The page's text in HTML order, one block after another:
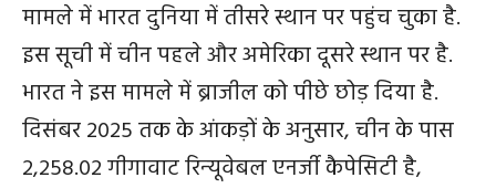
मामले में भारत दुनिया में तीसरे स्थान पर पहुंच चुका है.
इस सूची में चीन पहले और अमेरिका दूसरे स्थान पर है.
भारत ने इस मामले में ब्राजील को पीछे छोड़ दिया है.
दिसंबर 2025 तक के आंकड़ों के अनुसार, चीन के पास
2,258.02 गीगावाट रिन्‍यूवेबल एनर्जी कैपेसिटी है,